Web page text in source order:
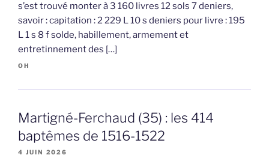
s’est trouvé monter à 3 160 livres 12 sols 7 deniers,
savoir : capitation : 2 229 L 10 s deniers pour livre : 195
L 1 s 8 f solde, habillement, armement et
entretinnement des […]
OH
Martigné-Ferchaud (35) : les 414
baptêmes de 1516-1522
4 JUIN 2026